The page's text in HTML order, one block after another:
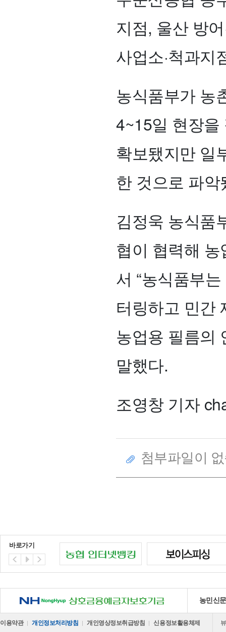
지점, 울산 방
사업소·척과지
농식품부가 농
4~15일 현장
확보됐지만 일
한 것으로 파악
김정욱 농식품
협이 협력해 농
서 “농식품부
터링하고 민간
농업용 필름의
말했다.
조영창 기자
첨부파일이
바로가기
NH 상호금융예금자보호기금 농민신
이용약관 개인정보처리방침 개인영상정보취급방침 신용정보활용체제